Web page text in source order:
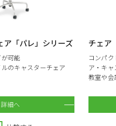
ア「パレ」シリーズ
可能
のキャスターチェア
詳細へ
チェア
コンパ
ア・キ
教室や会